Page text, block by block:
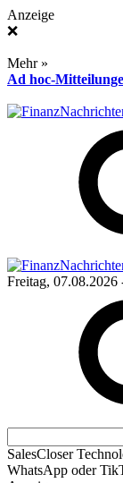
Anzeige
❌
Mehr »
Ad hoc-
Freitag, 07.08.2026
SalesCloser
WhatsApp oder